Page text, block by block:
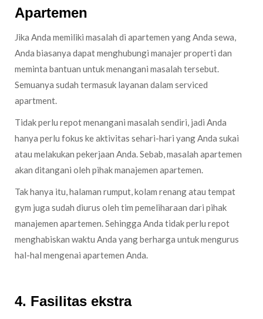
Apartemen
Jika Anda memiliki masalah di apartemen yang Anda sewa,
Anda biasanya dapat menghubungi manajer properti dan
meminta bantuan untuk menangani masalah tersebut.
Semuanya sudah termasuk layanan dalam serviced
apartment.
Tidak perlu repot menangani masalah sendiri, jadi Anda
hanya perlu fokus ke aktivitas sehari-hari yang Anda sukai
atau melakukan pekerjaan Anda. Sebab, masalah apartemen
akan ditangani oleh pihak manajemen apartemen.
Tak hanya itu, halaman rumput, kolam renang atau tempat
gym juga sudah diurus oleh tim pemeliharaan dari pihak
manajemen apartemen. Sehingga Anda tidak perlu repot
menghabiskan waktu Anda yang berharga untuk mengurus
hal-hal mengenai apartemen Anda.
4. Fasilitas ekstra